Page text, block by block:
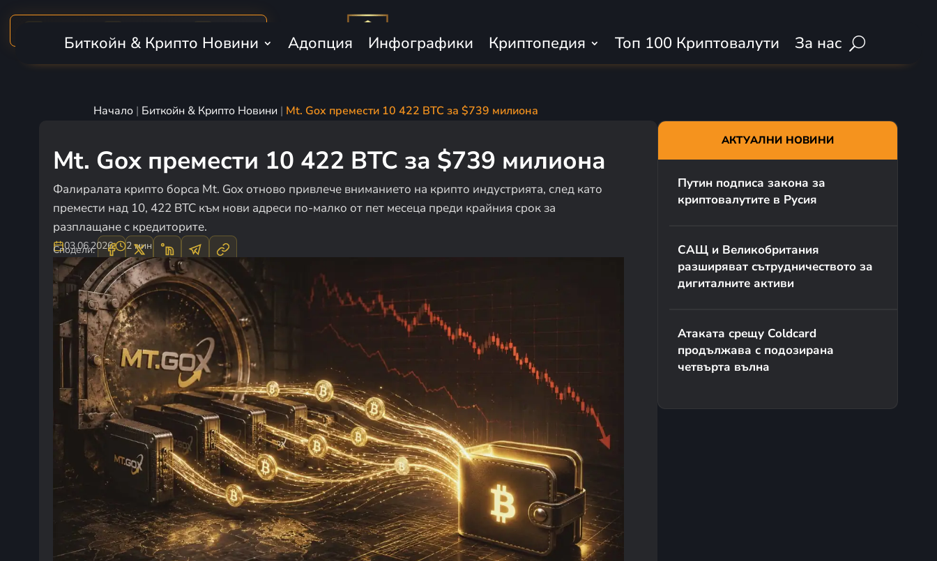
Биткойн & Крипто Новини Адопция Инфографики Криптопедия Топ 100 Криптовалути За нас
Начало | Биткойн & Крипто Новини | Mt. Gox премести 10 422 BTC за $739 милиона
Mt. Gox премести 10 422 BTC за $739 милиона
Фалиралата крипто борса Mt. Gox отново привлече вниманието на крипто индустрията, след като
премести над 10, 422 BTC към нови адреси по-малко от пет месеца преди крайния срок за
разплащане с кредиторите.
03.06.2026· 2 мин
Сподели:
АКТУАЛНИ НОВИНИ
Путин подписа закона за
криптовалутите в Русия
САЩ и Великобритания
разширяват сътрудничеството за
дигиталните активи
Атаката срещу Coldcard
продължава с подозирана
четвърта вълна